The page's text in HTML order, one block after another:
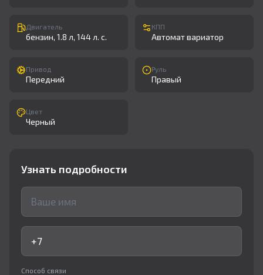
Двигатель
бензин, 1.8 л, 144 л. с.
КПП
Автомат вариатор
Привод
Передний
Руль
Правый
Цвет
Черный
Узнать подробности
Способ связи